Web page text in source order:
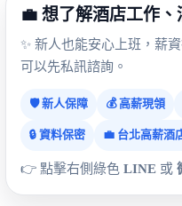
💼 想了解酒店工作
✨ 新人也能安心上班，薪
可以先私訊諮詢。
🛡️ 新人保障 💰 高薪現領
🔒 資料保密 💼 台北高薪酒
👉 點擊右側綠色 LINE 或